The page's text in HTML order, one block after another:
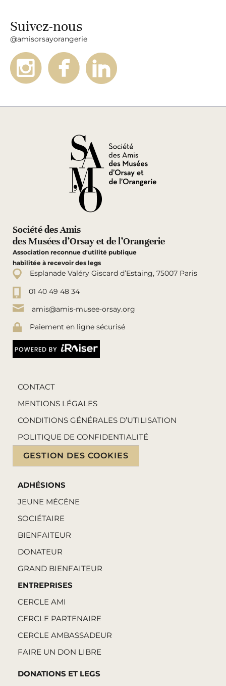
Suivez-nous
@amisorsayorangerie
Société des Amis
des Musées d’Orsay et de l’Orangerie
Association reconnue d'utilité publique
habilitée à recevoir des legs
Esplanade Valéry Giscard d’Estaing, 75007 Paris
01 40 49 48 34
amis@amis-musee-orsay.org
Paiement en ligne sécurisé
CONTACT
MENTIONS LÉGALES
CONDITIONS GÉNÉRALES D’UTILISATION
POLITIQUE DE CONFIDENTIALITÉ
GESTION DES COOKIES
ADHÉSIONS
JEUNE MÉCÈNE
SOCIÉTAIRE
BIENFAITEUR
DONATEUR
GRAND BIENFAITEUR
ENTREPRISES
CERCLE AMI
CERCLE PARTENAIRE
CERCLE AMBASSADEUR
FAIRE UN DON LIBRE
DONATIONS ET LEGS